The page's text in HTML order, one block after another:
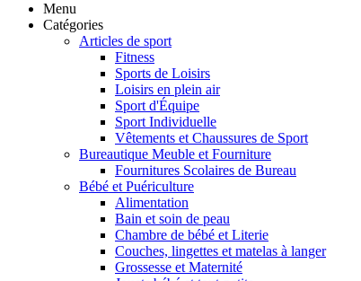
Menu
Catégories
Articles de sport
Fitness
Sports de Loisirs
Loisirs en plein air
Sport d'Équipe
Sport Individuelle
Vêtements et Chaussures de Sport
Bureautique Meuble et Fourniture
Fournitures Scolaires de Bureau
Bébé et Puériculture
Alimentation
Bain et soin de peau
Chambre de bébé et Literie
Couches, lingettes et matelas à langer
Grossesse et Maternité